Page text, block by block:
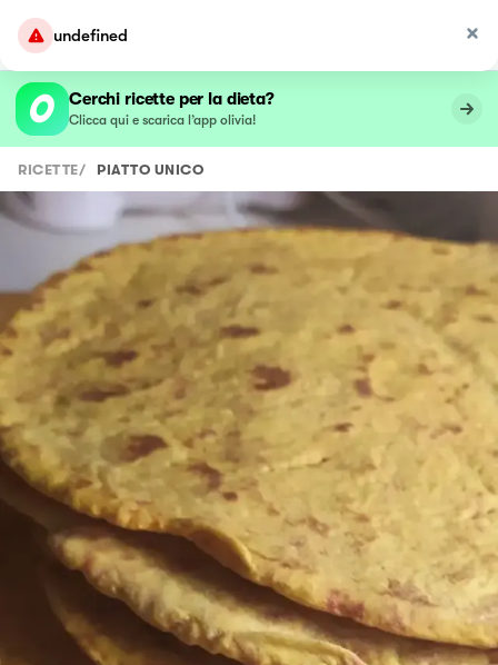
undefined
Cerchi ricette per la dieta?
Clicca qui e scarica l’app olivia!
RICETTE/ PIATTO UNICO